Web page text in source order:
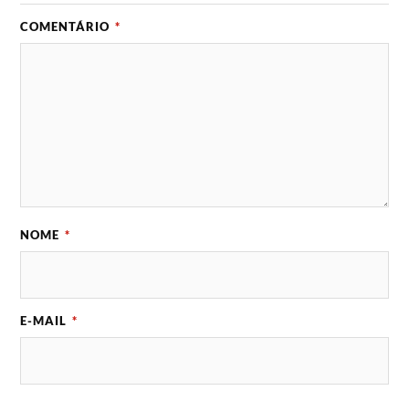
COMENTÁRIO *
NOME *
E-MAIL *